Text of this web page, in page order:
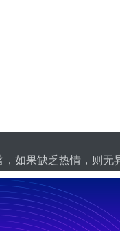
如果缺乏热情，则无